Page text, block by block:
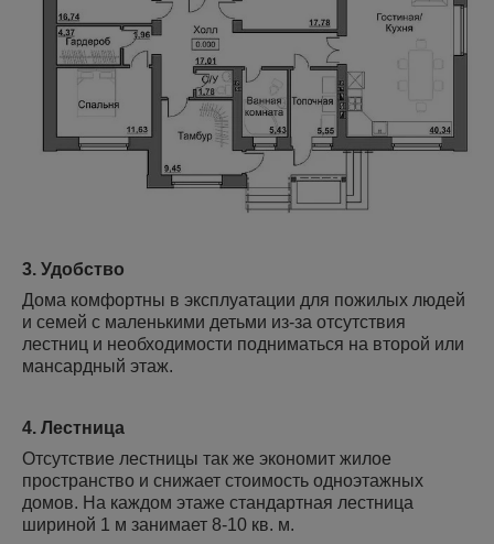
3. Удобство
Дома комфортны в эксплуатации для пожилых людей
и семей с маленькими детьми из-за отсутствия
лестниц и необходимости подниматься на второй или
мансардный этаж.
4. Лестница
Отсутствие лестницы так же экономит жилое
пространство и снижает стоимость одноэтажных
домов. На каждом этаже стандартная лестница
шириной 1 м занимает 8-10 кв. м.